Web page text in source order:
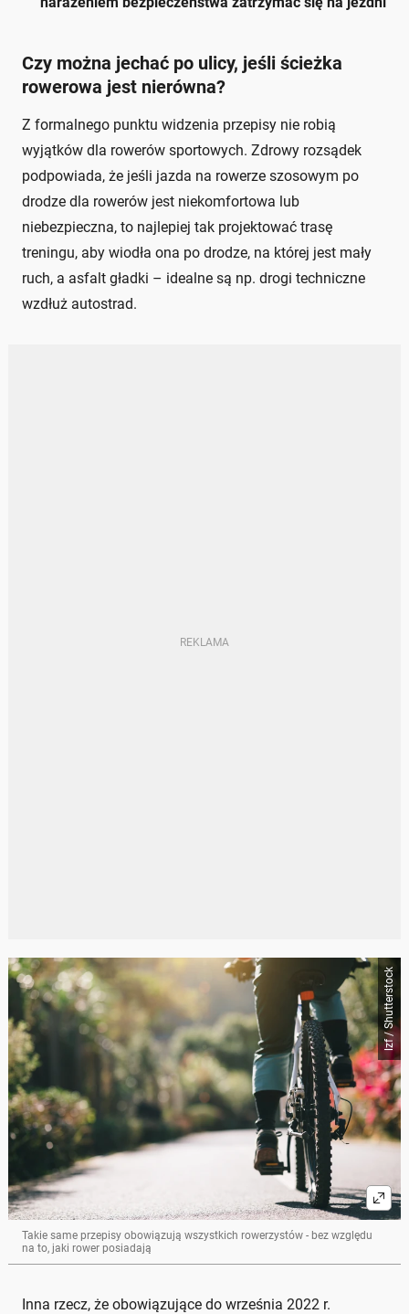
Czy można jechać po ulicy, jeśli ścieżka
rowerowa jest nierówna?
Z formalnego punktu widzenia przepisy nie robią
wyjątków dla rowerów sportowych. Zdrowy rozsądek
podpowiada, że jeśli jazda na rowerze szosowym po
drodze dla rowerów jest niekomfortowa lub
niebezpieczna, to najlepiej tak projektować trasę
treningu, aby wiodła ona po drodze, na której jest mały
ruch, a asfalt gładki – idealne są np. drogi techniczne
wzdłuż autostrad.
lzf / Shutterstock
Takie same przepisy obowiązują wszystkich rowerzystów - bez względu
na to, jaki rower posiadają
Inna rzecz, że obowiązujące do września 2022 r.